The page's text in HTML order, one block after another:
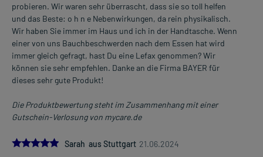
probieren. Wir waren sehr überrascht, dass sie so toll helfen
und das Beste: o h n e Nebenwirkungen, da rein physikalisch.
Wir haben Sie immer im Haus und ich in der Handtasche. Wenn
einer von uns Bauchbeschwerden nach dem Essen hat wird
immer gleich gefragt, hast Du eine Lefax genommen? Wir
können sie sehr empfehlen. Danke an die Firma BAYER für
dieses sehr gute Produkt!
Die Produktbewertung steht im Zusammenhang mit einer
Gutschein-Verlosung von mycare.de
5.0
Sarah aus Stuttgart 21.06.2024